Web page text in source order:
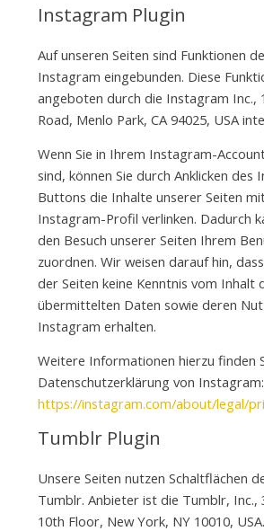
Instagram Plugin
Auf unseren Seiten sind Funktionen
Instagram eingebunden. Diese
angeboten durch die Instagram Inc.,
Road, Menlo Park, CA 94025, USA
Wenn Sie in Ihrem Instagram-
sind, können Sie durch Anklicken des
Buttons die Inhalte unserer Seiten
Instagram-Profil verlinken. Dadurch
den Besuch unserer Seiten Ihrem
zuordnen. Wir weisen darauf hin,
der Seiten keine Kenntnis vom Inhalt
übermittelten Daten sowie deren
Instagram erhalten.
Weitere Informationen hierzu finden
Datenschutzerklärung von Instagram:
https://instagram.com/about/legal/
Tumblr Plugin
Unsere Seiten nutzen Schaltflächen
Tumblr. Anbieter ist die Tumblr, Inc.,
10th Floor, New York, NY 10010, USA.